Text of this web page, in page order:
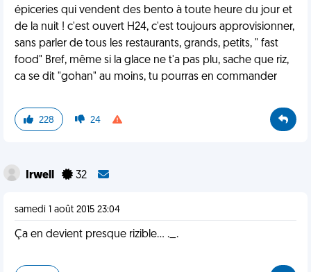
épiceries qui vendent des bento à toute heure du jour et
de la nuit ! c'est ouvert H24, c'est toujours approvisionner,
sans parler de tous les restaurants, grands, petits, " fast
food" Bref, même si la glace ne t'a pas plu, sache que riz,
ca se dit "gohan" au moins, tu pourras en commander
228 24
Irwell 32
samedi 1 août 2015 23:04
Ça en devient presque rizible... ._.